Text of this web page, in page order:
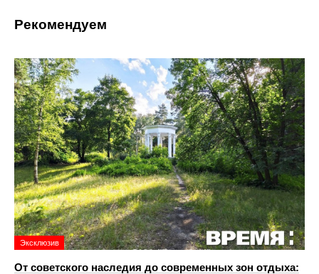
Рекомендуем
Эксклюзив
От советского наследия до современных зон отдыха: